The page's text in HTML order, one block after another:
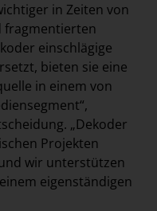
in Zeiten von
fragmentierten
einschlägige
bieten sie eine
in einem von
„Dekoder
Projekten
wir unterstützen
eigenständigen